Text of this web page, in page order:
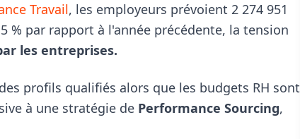
Travail, les employeurs prévoient 2 274 951
% par rapport à l'année précédente, la tension
les entreprises.
profils qualifiés alors que les budgets RH sont
à une stratégie de Performance Sourcing,